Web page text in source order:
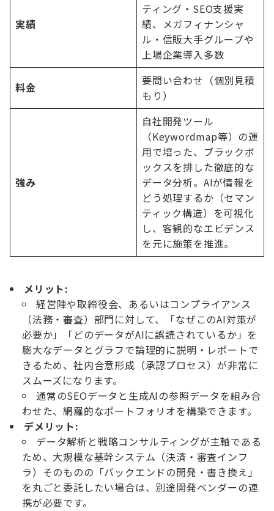
実績
ティング・SEO支援実
績、メガフィナンシャ
ル・信販大手グループや
上場企業導入多数
料金
要問い合わせ（個別見積
もり）
強み
自社開発ツール
（Keywordmap等）の運
用で培った、ブラックボ
ックスを排した徹底的な
データ分析。AIが情報を
どう処理するか（セマン
ティック構造）を可視化
し、客観的なエビデンス
を元に施策を推進。
メリット:
経営陣や取締役会、あるいはコンプライアンス
（法務・審査）部門に対して、「なぜこのAI対策が
必要か」「どのデータがAIに誤読されているか」を
膨大なデータとグラフで論理的に説明・レポートで
きるため、社内合意形成（承認プロセス）が非常に
スムーズになります。
通常のSEOデータと生成AIの参照データを組み合
わせた、網羅的なポートフォリオを構築できます。
デメリット:
データ解析と戦略コンサルティングが主軸である
ため、大規模な基幹システム（決済・審査インフ
ラ）そのものの「バックエンドの開発・書き換え」
を丸ごと委託したい場合は、別途開発ベンダーの連
携が必要です。